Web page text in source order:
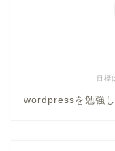
目標
wordpressを勉強し